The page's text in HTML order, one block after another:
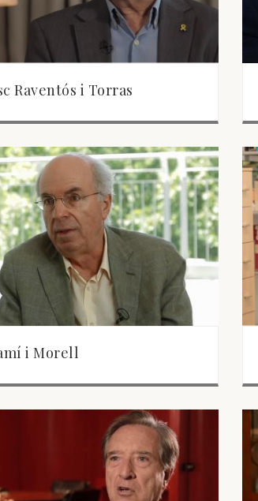
Raventós i Torras
i Morell